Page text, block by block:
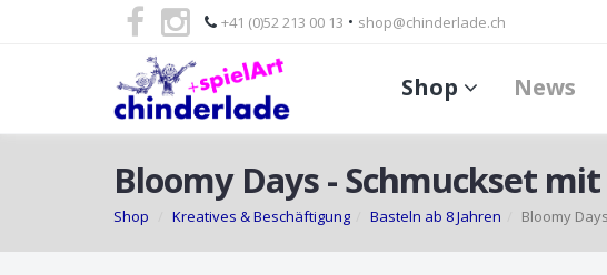
+41 (0)52 213 00 13 • shop@chinderlade.ch
Shop News
Bloomy Days - Schmuckset
Shop Kreatives & Beschäftigung Basteln ab 8 Jahren Bloomy